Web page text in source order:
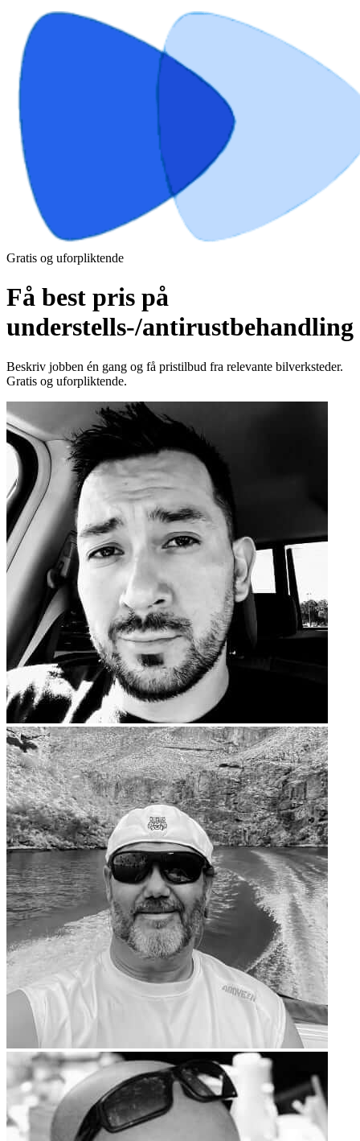
Gratis og uforpliktende
Få best pris på
understells-/antirustbehandling
Beskriv jobben én gang og få pristilbud fra relevante bilverksteder.
Gratis og uforpliktende.